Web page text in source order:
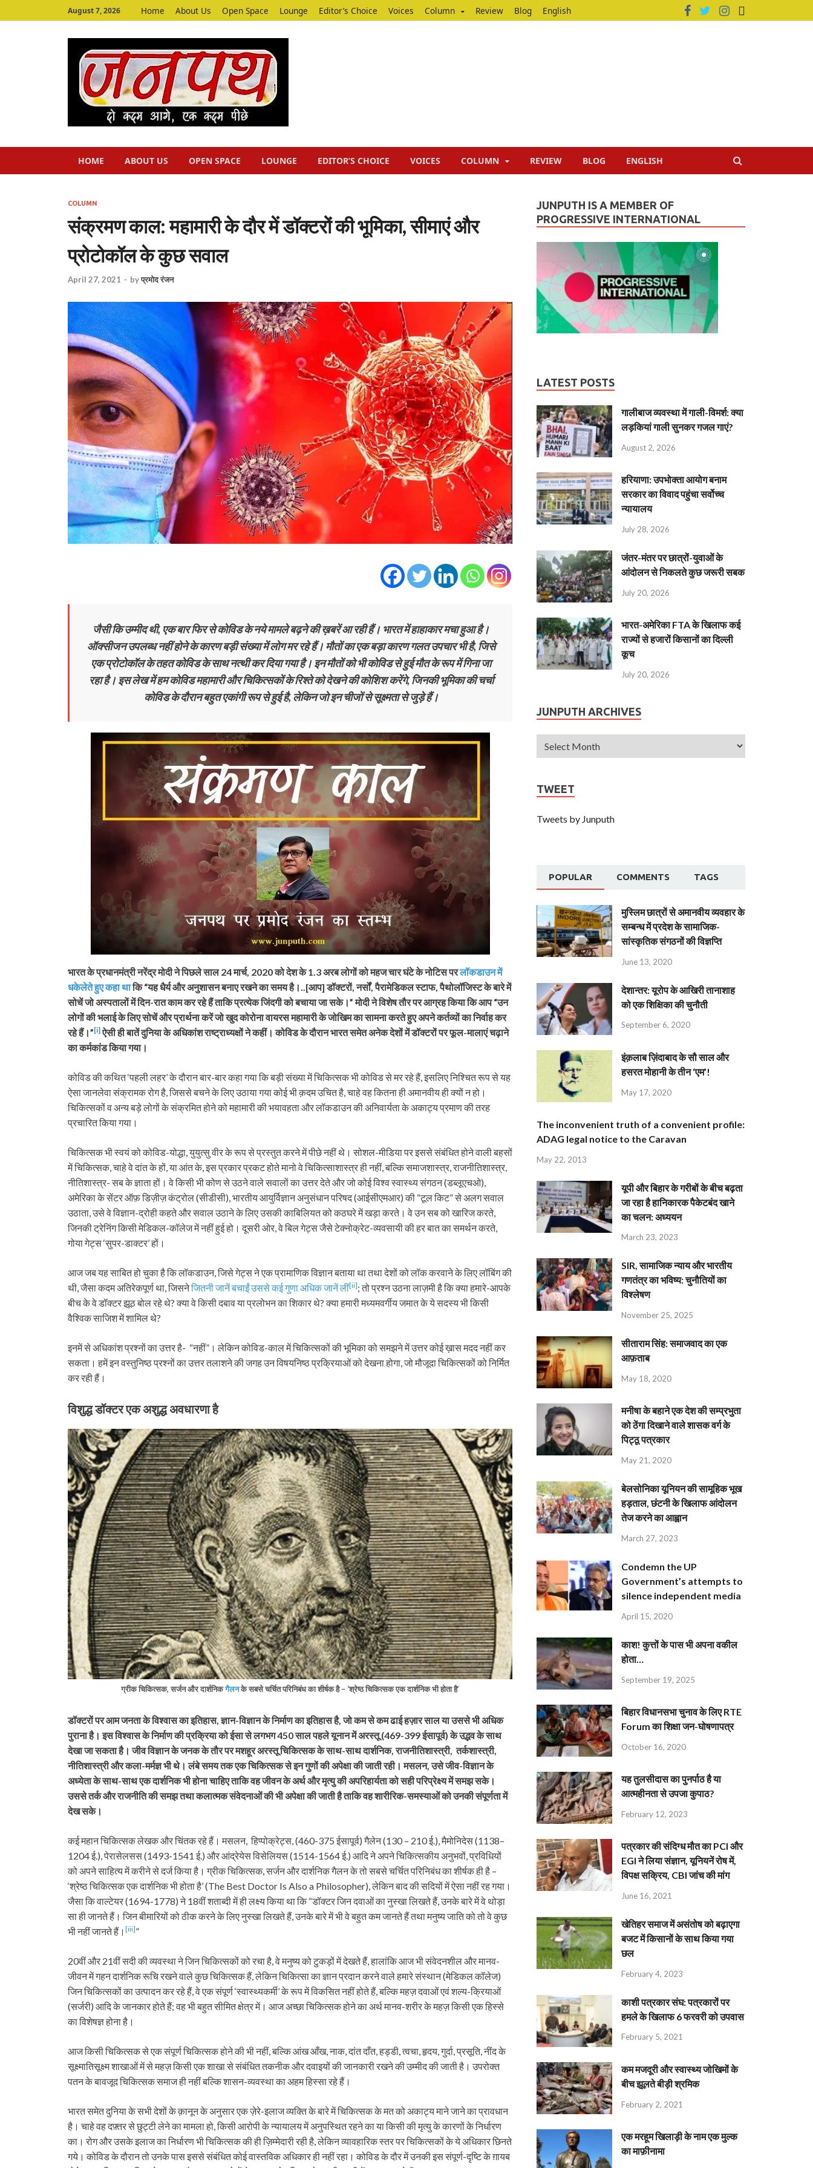
August 7, 2026 Home About Us Open Space Lounge Editor’s Choice Voices Column Review Blog English
HOME ABOUT US OPEN SPACE LOUNGE EDITOR’S CHOICE VOICES COLUMN REVIEW BLOG ENGLISH
COLUMN
संक्रमण काल: महामारी के दौर में डॉक्टरों की भूमिका, सीमाएं और
प्रोटोकॉल के कुछ सवाल
April 27, 2021 - byप्रमोद रंजन
जैसी कि उम्मीद थी, एक बार फिर से कोविड के नये मामले बढ़ने की ख़बरें आ रही हैं। भारत में हाहाकार मचा हुआ है।
ऑक्सीजन उपलब्ध नहीं होने के कारण बड़ी संख्या में लोग मर रहे हैं। मौतों का एक बड़ा कारण गलत उपचार भी है, जिसे
एक प्रोटोकॉल के तहत कोविड के साथ नत्थी कर दिया गया है। इन मौतों को भी कोविड से हुई मौत के रूप में गिना जा
रहा है। इस लेख में हम कोविड महामारी और चिकित्सकों के रिश्ते को देखने की कोशिश करेंगे, जिनकी भूमिका की चर्चा
कोविड के दौरान बहुत एकांगी रूप से हुई है, लेकिन जो इन चीजों से सूक्ष्मता से जुड़े हैं।
भारत के प्रधानमंत्री नरेंद्र मोदी ने पिछले साल 24 मार्च, 2020 को देश के 1.3 अरब लोगों को महज चार घंटे के नोटिस परलॉकडाउन में
धकेलेते हुए कहा थाकि “यह धैर्य और अनुशासन बनाए रखने का समय है।..[आप] डॉक्टरों, नर्सों, पैरामेडिकल स्टाफ, पैथोलॉजिस्ट के बारे में
सोचें जो अस्पतालों में दिन-रात काम कर रहे हैं ताकि प्रत्येक जिंदगी को बचाया जा सके।” मोदी ने विशेष तौर पर आग्रह किया कि आप “उन
लोगों की भलाई के लिए सोचें और प्रार्थना करें जो खुद कोरोना वायरस महामारी के जोखिम का सामना करते हुए अपने कर्तव्यों का निर्वाह कर
रहे हैं।”[i]ऐसी ही बातें दुनिया के अधिकांश राष्ट्राध्यक्षों ने कहीं। कोविड के दौरान भारत समेत अनेक देशों में डॉक्टरों पर फूल-मालाएं चढ़ाने
का कर्मकांड किया गया।
कोविड की कथित ‘पहली लहर’ के दौरान बार-बार कहा गया कि बड़ी संख्या में चिकित्सक भी कोविड से मर रहे हैं, इसलिए निश्चित रूप से यह
ऐसा जानलेवा संक्रामक रोग है, जिससे बचने के लिए उठाया गया कोई भी क़दम उचित है, चाहे वह कितना ही अमानवीय ही क्यों न हो।
चिकित्सकों व अन्य बड़े लोगों के संक्रमित होने को महामारी की भयावहता और लॉकडाउन की अनिवार्यता के अकाट्य प्रमाण की तरह
प्रचारित किया गया।
चिकित्सक भी स्वयं को कोविड-योद्धा, युयुत्सु वीर के रूप से प्रस्तुत करने में पीछे नहीं थे। सोशल-मीडिया पर इससे संबंधित होने वाली बहसों
में चिकित्सक, चाहे वे दांत के हों, या आंत के, इस प्रकार प्रकट होते मानो वे चिकित्साशास्त्र ही नहीं, बल्कि समाजशास्त्र, राजनीतिशास्त्र,
नीतिशास्त्र- सब के ज्ञाता हों। वे किसी भी कोण से उठने वाले सवालों का उत्तर देते और जो कोई विश्व स्वास्थ्य संगठन (डब्लूएचओ),
अमेरिका के सेंटर ऑफ़ डिज़ीज़ कंट्रोल (सीडीसी), भारतीय आयुर्विज्ञान अनुसंधान परिषद (आईसीएमआर) की “टूल किट” से अलग सवाल
उठाता, उसे वे विज्ञान-द्रोही कहते और सवाल उठाने के लिए उसकी काबिलियत को कठघरे में खड़ा करते। वे उन सब को खारिज करते,
जिनकी ट्रेनिंग किसी मेडिकल-कॉलेज में नहीं हुई हो। दूसरी ओर, वे बिल गेट्स जैसे टेक्नोक्रेट-व्यवसायी की हर बात का समर्थन करते,
गोया गेट्स ‘सुपर-डाक्टर’ हों।
आज जब यह साबित हो चुका है कि लॉकडाउन, जिसे गेट्स ने एक प्रामाणिक विज्ञान बताया था तथा देशों को लॉक करवाने के लिए लॉबिंग की
थी, जैसा कदम अतिरेकपूर्ण था, जिसनेजितनी जानें बचाईं उससे कई गुणा अधिक जानें लीं[ii]; तो प्रश्न उठना लाज़मी है कि क्या हमारे-आपके
बीच के वे डॉक्टर झूठ बोल रहे थे? क्या वे किसी दबाव या प्रलोभन का शिकार थे? क्या हमारी मध्यमवर्गीय जमात के ये सदस्य भी किसी
वैश्विक साजिश में शामिल थे?
इनमें से अधिकांश प्रश्नों का उत्तर है- “नहीं”। लेकिन कोविड-काल में चिकित्सकों की भूमिका को समझने में उत्तर कोई ख़ास मदद नहीं कर
सकता। हमें इन वस्तुनिष्ठ प्रश्नों का उत्तर तलाशने की जगह उन विषयनिष्ठ प्रक्रियाओं को देखना होगा, जो मौजूदा चिकित्सकों को निर्मित
कर रही हैं।
विशुद्ध डॉक्टर एक अशुद्ध अवधारणा है
ग्रीक चिकित्सक, सर्जन और दार्शनिकगैलनके सबसे चर्चित परिनिबंध का शीर्षक है – ‘श्रेष्ठ चिकित्सक एक दार्शनिक भी होता है’
डॉक्टरों पर आम जनता के विश्वास का इतिहास, ज्ञान-विज्ञान के निर्माण का इतिहास है, जो कम से कम ढाई हज़ार साल या उससे भी अधिक
पुराना है। इस विश्वास के निर्माण की प्रक्रिया को ईसा से लगभग 450 साल पहले यूनान में अरस्तू (469-399 ईसापूर्व) के उद्भव के साथ
देखा जा सकता है। जीव विज्ञान के जनक के तौर पर मशहूर अरस्तू चिकित्सक के साथ-साथ दार्शनिक, राजनीतिशास्त्री, तर्कशास्त्री,
नीतिशास्त्री और कला-मर्मज्ञ भी थे। लंबे समय तक एक चिकित्सक से इन गुणों की अपेक्षा की जाती रही। मसलन, उसे जीव-विज्ञान के
अध्येता के साथ-साथ एक दार्शनिक भी होना चाहिए ताकि वह जीवन के अर्थ और मृत्यु की अपरिहार्यता को सही परिप्रेक्ष्य में समझ सके।
उससे तर्क और राजनीति की समझ तथा कलात्मक संवेदनाओं की भी अपेक्षा की जाती है ताकि वह शारीरिक-समस्याओं को उनकी संपूर्णता में
देख सके।
कई महान चिकित्सक लेखक और चिंतक रहे हैं। मसलन, हिप्पोक्रेट्स, (460-375 ईसापूर्व) गैलेन (130 – 210 ई.), मैमोनिदेस (1138–
1204 ई.), पेरासेलसस (1493-1541 ई.) और आंद्रेयेस विसेलियस (1514-1564 ई.) आदि ने अपने चिकित्सकीय अनुभवों, प्रविधियों
को अपने साहित्य में करीने से दर्ज किया है। ग्रीक चिकित्सक, सर्जन और दार्शनिक गैलन के तो सबसे चर्चित परिनिबंध का शीर्षक ही है –
‘श्रेष्ठ चिकित्सक एक दार्शनिक भी होता है’ (The Best Doctor Is Also a Philosopher), लेकिन बाद की सदियों में ऐसा नहीं रह गया।
जैसा कि वाल्टेयर (1694-1778) ने 18वीं शताब्दी में ही लक्ष्य किया था कि “डॉक्टर जिन दवाओं का नुस्खा लिखते हैं, उनके बारे में वे थोड़ा
सा ही जानते हैं। जिन बीमारियों को ठीक करने के लिए नुस्खा लिखते हैं, उनके बारे में भी वे बहुत कम जानते हैं तथा मनुष्य जाति को तो वे कुछ
भी नहीं जानते हैं। [iii]”
20वीं और 21वीं सदी की व्यवस्था ने जिन चिकित्सकों को रचा है, वे मनुष्य को टुकड़ों में देखते हैं, हालांकि आज भी संवेदनशील और मानव-
जीवन में गहन दार्शनिक रूचि रखने वाले कुछ चिकित्सक हैं, लेकिन चिकित्सा का ज्ञान प्रदान करने वाले हमारे संस्थान (मेडिकल कॉलेज)
जिन चिकित्सकों का उत्पादन कर रहे हैं, वे एक संपूर्ण ‘स्वास्थ्यकर्मी’ के रूप में विकसित नहीं होते हैं, बल्कि महज़ दवाओं एवं शल्य-क्रियाओं
(सर्जरी) आदि के जानकार होते हैं; वह भी बहुत सीमित क्षेत्र में। आज अच्छा चिकित्सक होने का अर्थ मानव-शरीर के महज़ किसी एक हिस्से
का विशेषज्ञ होना है।
आज किसी चिकित्सक से एक संपूर्ण चिकित्सक होने की भी नहीं, बल्कि आंख आँख, नाक, दांत दाँत, हड्डी, त्वचा, हृदय, गुर्दा, प्रसूति, नींद के
सूक्ष्मातिसूक्ष्म शाखाओं में से महज़ किसी एक शाखा से संबंधित तकनीक और दवाइयों की जानकारी रखने की उम्मीद की जाती है। उपरोक्त
पतन के बावजूद चिकित्सक समाज ही नहीं बल्कि शासन-व्यवस्था का अहम हिस्सा रहे हैं।
भारत समेत दुनिया के सभी देशों के क़ानून के अनुसार एक ज़ेरे-इलाज व्यक्ति के बारे में चिकित्सक के मत को अकाट्य माने जाने का प्रावधान
है। चाहे वह दफ़्तर से छुट्टी लेने का मामला हो, किसी आरोपी के न्यायालय में अनुपस्थित रहने का या किसी की मृत्यु के कारणों के निर्धारण
का। रोग और उसके इलाज का निर्धारण भी चिकित्सक की ही ज़िम्मेदारी रही है, लेकिन व्यावहारिक स्तर पर चिकित्सकों के ये अधिकार छिनते
गये। कोविड के दौरान तो उनके पास इससे संबंधित कोई वास्तविक अधिकार ही नहीं रहा। कोविड के दौर में उनकी इस संपूर्ण-दृष्टि के ग़ायब
JUNPUTH IS A MEMBER OF
PROGRESSIVE INTERNATIONAL
LATEST POSTS
गालीबाज व्‍यवस्‍था में गाली-विमर्श: क्या
लड़कियां गाली सुनकर गजल गाएं?
August 2, 2026
हरियाणा: उपभोक्ता आयोग बनाम
सरकार का विवाद पहुंचा सर्वोच्च
न्यायालय
July 28, 2026
जंतर-मंतर पर छात्रों-युवाओं के
आंदोलन से निकलते कुछ जरूरी सबक
July 20, 2026
भारत-अमेरिका FTA के खिलाफ कई
राज्यों से हजारों किसानों का दिल्ली
कूच
July 20, 2026
JUNPUTH ARCHIVES
TWEET
Tweets by Junputh
POPULAR COMMENTS TAGS
मुस्लिम छात्रों से अमानवीय व्यवहार के
सम्बन्ध में प्रदेश के सामाजिक-
सांस्कृतिक संगठनों की विज्ञप्ति
June 13, 2020
देशान्‍तर: यूरोप के आखिरी तानाशाह
को एक शिक्षिका की चुनौती
September 6, 2020
इंक़लाब ज़िंदाबाद के सौ साल और
हसरत मोहानी के तीन ‘एम’!
May 17, 2020
The inconvenient truth of a convenient profile:
ADAG legal notice to the Caravan
May 22, 2013
यूपी और बिहार के गरीबों के बीच बढ़ता
जा रहा है हानिकारक पैकेटबंद खाने
का चलन: अध्ययन
March 23, 2023
SIR, सामाजिक न्याय और भारतीय
गणतंत्र का भविष्य: चुनौतियों का
विश्लेषण
November 25, 2025
सीताराम सिंह: समाजवाद का एक
आफ़ताब
May 18, 2020
मनीषा के बहाने एक देश की सम्प्रभुता
को ठेंगा दिखाने वाले शासक वर्ग के
पिट्ठू पत्रकार
May 21, 2020
बेलसोनिका यूनियन की सामूहिक भूख
हड़ताल, छंटनी के खिलाफ आंदोलन
तेज करने का आह्वान
March 27, 2023
Condemn the UP
Government’s attempts to
silence independent media
April 15, 2020
काश! कुत्तों के पास भी अपना वकील
होता…
September 19, 2025
बिहार विधानसभा चुनाव के लिए RTE
Forum का शिक्षा जन-घोषणापत्र
October 16, 2020
यह तुलसीदास का पुनर्पाठ है या
आत्महीनता से उपजा कुपाठ?
February 12, 2023
पत्रकार की संदिग्ध मौत का PCI और
EGI ने लिया संज्ञान, यूनियनें रोष में,
विपक्ष सक्रिय, CBI जांच की मांग
June 16, 2021
खेतिहर समाज में असंतोष को बढ़ाएगा
बजट में किसानों के साथ किया गया
छल
February 4, 2023
काशी पत्रकार संघ: पत्रकारों पर
हमले के खिलाफ 6 फरवरी को उपवास
February 5, 2021
कम मजदूरी और स्वास्थ्य जोखिमों के
बीच झूलते बीड़ी श्रमिक
February 2, 2021
एक मरहूम खिलाड़ी के नाम एक मुल्क
का माफ़ीनामा